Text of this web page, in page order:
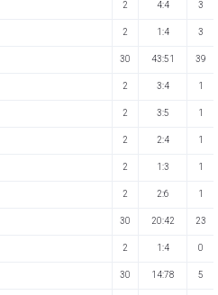
2 4:4 3
2 1:4 3
30 43:51 39
2 3:4 1
2 3:5 1
2 2:4 1
2 1:3 1
2 2:6 1
30 20:42 23
2 1:4 0
30 14:78 5